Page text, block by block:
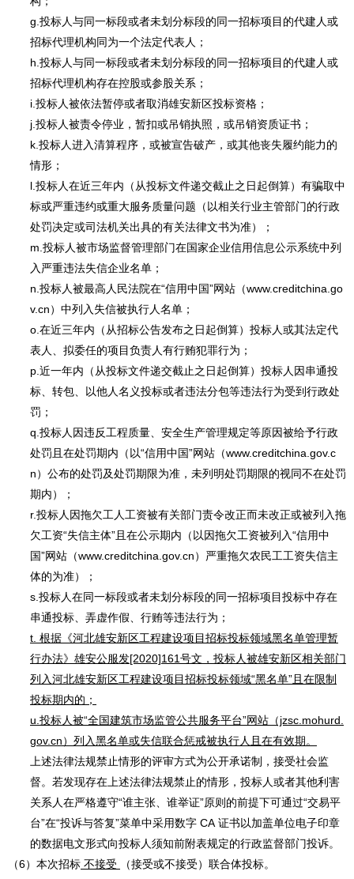
g.投标人与同一标段或者未划分标段的同一招标项目的代建人或
招标代理机构同为一个法定代表人；
h.投标人与同一标段或者未划分标段的同一招标项目的代建人或
招标代理机构存在控股或参股关系；
i.投标人被依法暂停或者取消雄安新区投标资格；
j.投标人被责令停业，暂扣或吊销执照，或吊销资质证书；
k.投标人进入清算程序，或被宣告破产，或其他丧失履约能力的
情形；
l.投标人在近三年内（从投标文件递交截止之日起倒算）有骗取中
标或严重违约或重大服务质量问题（以相关行业主管部门的行政
处罚决定或司法机关出具的有关法律文书为准）；
m.投标人被市场监督管理部门在国家企业信用信息公示系统中列
入严重违法失信企业名单；
n.投标人被最高人民法院在“信用中国”网站（www.creditchina.go
v.cn）中列入失信被执行人名单；
o.在近三年内（从招标公告发布之日起倒算）投标人或其法定代
表人、拟委任的项目负责人有行贿犯罪行为；
p.近一年内（从投标文件递交截止之日起倒算）投标人因串通投
标、转包、以他人名义投标或者违法分包等违法行为受到行政处
罚；
q.投标人因违反工程质量、安全生产管理规定等原因被给予行政
处罚且在处罚期内（以“信用中国”网站（www.creditchina.gov.c
n）公布的处罚及处罚期限为准，未列明处罚期限的视同不在处罚
期内）；
r.投标人因拖欠工人工资被有关部门责令改正而未改正或被列入拖
欠工资“失信主体”且在公示期内（以因拖欠工资被列入“信用中
国”网站（www.creditchina.gov.cn）严重拖欠农民工工资失信主
体的为准）；
s.投标人在同一标段或者未划分标段的同一招标项目投标中存在
串通投标、弄虚作假、行贿等违法行为；
t . 根据《河北雄安新区工程建设项目招标投标领域黑名单管理暂
行办法》雄安公服发[2020]161号文，投标人被雄安新区相关部门
列入河北雄安新区工程建设项目招标投标领域“黑名单”且在限制
投标期内的；
u .投标人被“全国建筑市场监管公共服务平台”网站（jzsc.mohurd.
gov.cn）列入黑名单或失信联合惩戒被执行人且在有效期。
上述法律法规禁止情形的评审方式为公开承诺制，接受社会监
督。若发现存在上述法律法规禁止的情形，投标人或者其他利害
关系人在严格遵守“谁主张、谁举证”原则的前提下可通过“交易平
台”在“投诉与答复”菜单中采用数字 CA 证书以加盖单位电子印章
的数据电文形式向投标人须知前附表规定的行政监督部门投诉。
（6）本次招标 不接受 （接受或不接受）联合体投标。